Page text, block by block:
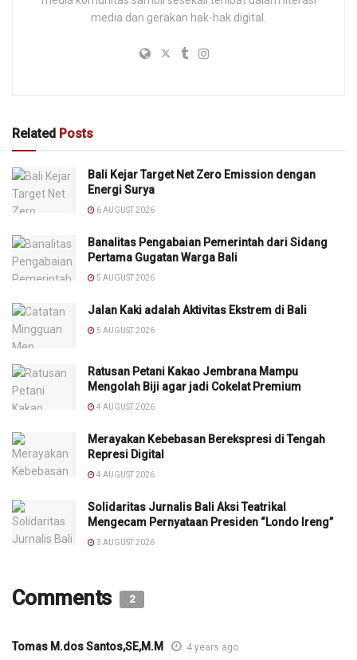
media dan gerakan hak-hak digital.
Related Posts
Bali Kejar Target Net Zero Emission dengan
Energi Surya
6 AUGUST 2026
Banalitas Pengabaian Pemerintah dari Sidang
Pertama Gugatan Warga Bali
5 AUGUST 2026
Jalan Kaki adalah Aktivitas Ekstrem di Bali
5 AUGUST 2026
Ratusan Petani Kakao Jembrana Mampu
Mengolah Biji agar jadi Cokelat Premium
4 AUGUST 2026
Merayakan Kebebasan Berekspresi di Tengah
Represi Digital
4 AUGUST 2026
Solidaritas Jurnalis Bali Aksi Teatrikal
Mengecam Pernyataan Presiden “Londo Ireng”
3 AUGUST 2026
Comments 2
Tomas M.dos Santos,SE,M.M 4 years ago